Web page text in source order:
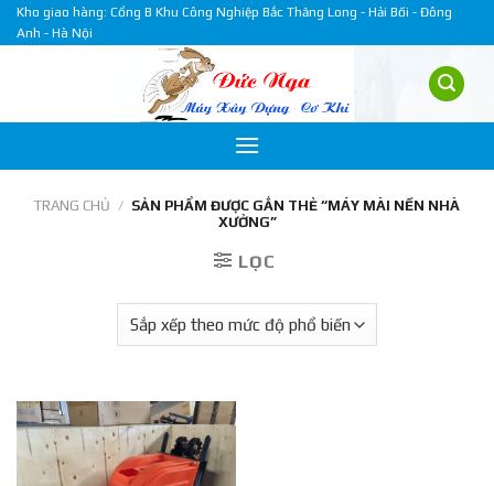
Skip
to
Kho giao hàng: Cổng B Khu Công Nghiệp Bắc Thăng Long - Hải Bối - Đông
Anh - Hà Nội
TRANG CHỦ / SẢN PHẨM ĐƯỢC GẮN THẺ “MÁY MÀI NỀN NHÀ
XƯỞNG”
LỌC